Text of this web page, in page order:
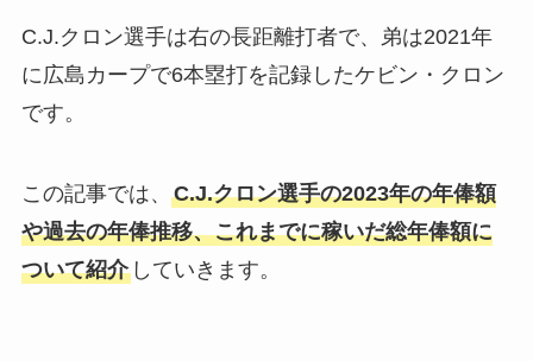
C.J.クロン選手は右の長距離打者で、弟は2021年
に広島カープで6本塁打を記録したケビン・クロン
です。
この記事では、 C.J.クロン選手の2023年の年俸額
や過去の年俸推移、これまでに稼いだ総年俸額に
ついて紹介していきます。